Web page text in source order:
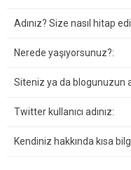
Adınız? Size nasıl hitap
Nerede yaşıyorsunuz?:
Siteniz ya da blogunuzun
Twitter kullanıcı adınız:
Kendiniz hakkında kısa